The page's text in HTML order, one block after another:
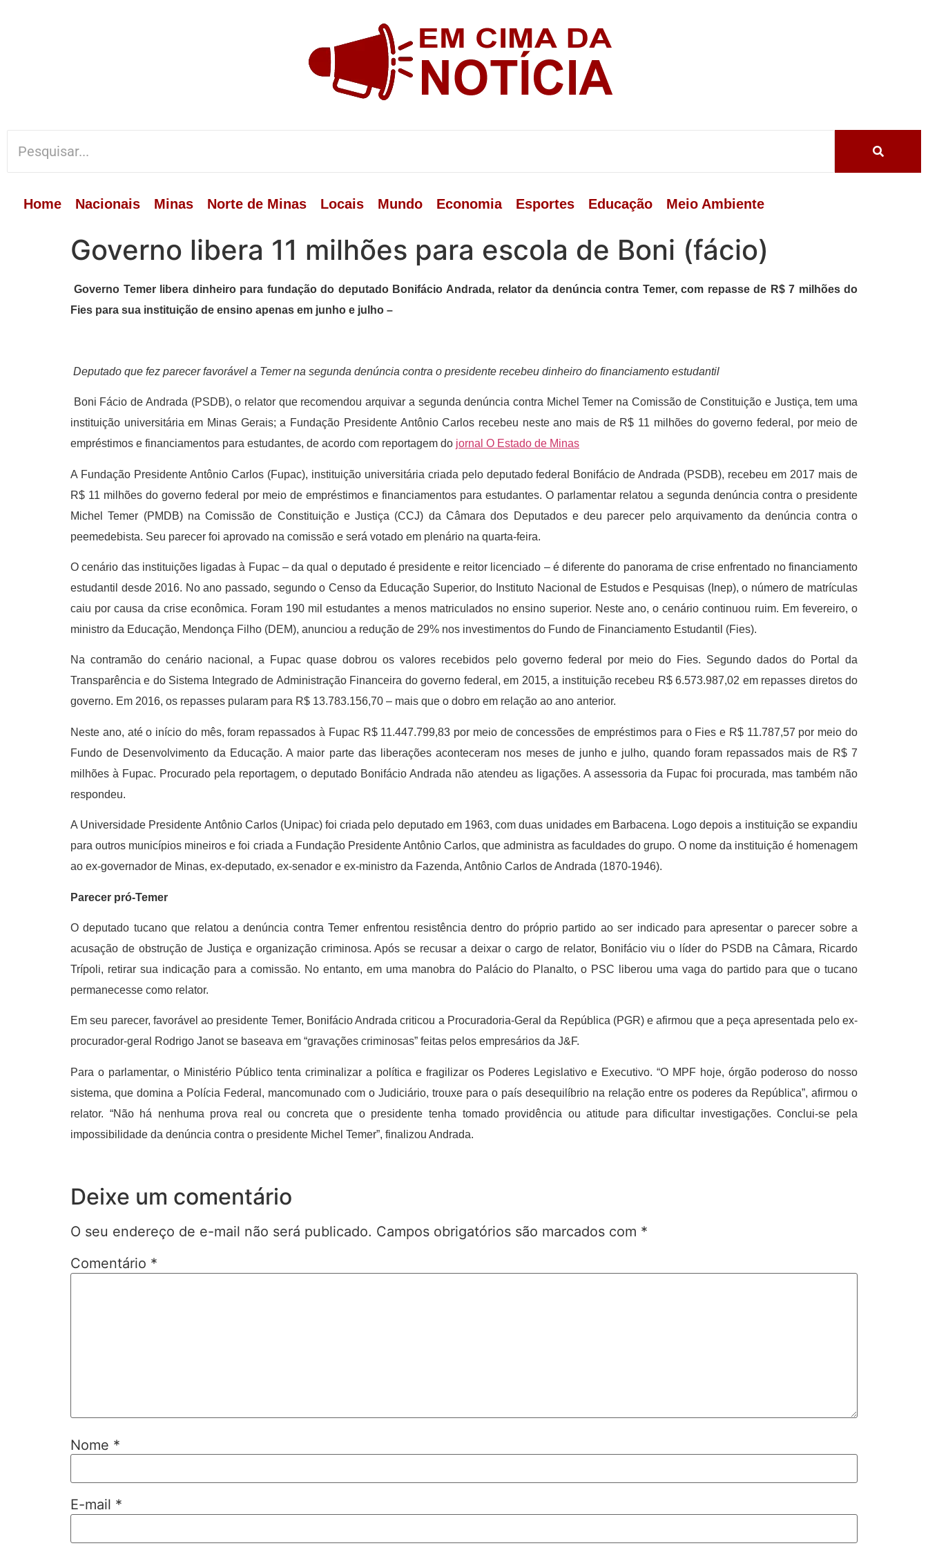
Home Nacionais Minas Norte de Minas Locais Mundo Economia Esportes Educação Meio Ambiente
Governo libera 11 milhões para escola de Boni (fácio)
Governo Temer libera dinheiro para fundação do deputado Bonifácio Andrada, relator da denúncia contra Temer,com repasse de R$ 7 milhões do
Fies para sua instituição de ensino apenas em junho e julho –
Deputado que fez parecer favorável a Temer na segunda denúncia contra o presidente recebeu dinheiro do financiamento estudantil
Boni Fácio de Andrada (PSDB), o relator que recomendou arquivar a segunda denúncia contra Michel Temer na Comissão de Constituição e Justiça, tem uma
instituição universitária em Minas Gerais; a Fundação Presidente Antônio Carlos recebeu neste ano mais de R$ 11 milhões do governo federal, por meio de
empréstimos e financiamentos para estudantes, de acordo com reportagem do jornal O Estado de Minas
A Fundação Presidente Antônio Carlos (Fupac), instituição universitária criada pelo deputado federal Bonifácio de Andrada (PSDB), recebeu em 2017 mais de
R$ 11 milhões do governo federal por meio de empréstimos e financiamentos para estudantes. O parlamentar relatou a segunda denúncia contra o presidente
Michel Temer (PMDB) na Comissão de Constituição e Justiça (CCJ) da Câmara dos Deputados e deu parecer pelo arquivamento da denúncia contra o
peemedebista. Seu parecer foi aprovado na comissão e será votado em plenário na quarta-feira.
O cenário das instituições ligadas à Fupac – da qual o deputado é presidente e reitor licenciado – é diferente do panorama de crise enfrentado no financiamento
estudantil desde 2016. No ano passado, segundo o Censo da Educação Superior, do Instituto Nacional de Estudos e Pesquisas (Inep), o número de matrículas
caiu por causa da crise econômica. Foram 190 mil estudantes a menos matriculados no ensino superior. Neste ano, o cenário continuou ruim. Em fevereiro, o
ministro da Educação, Mendonça Filho (DEM), anunciou a redução de 29% nos investimentos do Fundo de Financiamento Estudantil (Fies).
Na contramão do cenário nacional, a Fupac quase dobrou os valores recebidos pelo governo federal por meio do Fies. Segundo dados do Portal da
Transparência e do Sistema Integrado de Administração Financeira do governo federal, em 2015, a instituição recebeu R$ 6.573.987,02 em repasses diretos do
governo. Em 2016, os repasses pularam para R$ 13.783.156,70 – mais que o dobro em relação ao ano anterior.
Neste ano, até o início do mês, foram repassados à Fupac R$ 11.447.799,83 por meio de concessões de empréstimos para o Fies e R$ 11.787,57 por meio do
Fundo de Desenvolvimento da Educação. A maior parte das liberações aconteceram nos meses de junho e julho, quando foram repassados mais de R$ 7
milhões à Fupac. Procurado pela reportagem, o deputado Bonifácio Andrada não atendeu as ligações. A assessoria da Fupac foi procurada, mas também não
respondeu.
A Universidade Presidente Antônio Carlos (Unipac) foi criada pelo deputado em 1963, com duas unidades em Barbacena. Logo depois a instituição se expandiu
para outros municípios mineiros e foi criada a Fundação Presidente Antônio Carlos, que administra as faculdades do grupo. O nome da instituição é homenagem
ao ex-governador de Minas, ex-deputado, ex-senador e ex-ministro da Fazenda, Antônio Carlos de Andrada (1870-1946).
Parecer pró-Temer
O deputado tucano que relatou a denúncia contra Temer enfrentou resistência dentro do próprio partido ao ser indicado para apresentar o parecer sobre a
acusação de obstrução de Justiça e organização criminosa. Após se recusar a deixar o cargo de relator, Bonifácio viu o líder do PSDB na Câmara, Ricardo
Trípoli, retirar sua indicação para a comissão. No entanto, em uma manobra do Palácio do Planalto, o PSC liberou uma vaga do partido para que o tucano
permanecesse como relator.
Em seu parecer, favorável ao presidente Temer, Bonifácio Andrada criticou a Procuradoria-Geral da República (PGR) e afirmou que a peça apresentada pelo ex-
procurador-geral Rodrigo Janot se baseava em “gravações criminosas” feitas pelos empresários da J&F.
Para o parlamentar, o Ministério Público tenta criminalizar a política e fragilizar os Poderes Legislativo e Executivo. “O MPF hoje, órgão poderoso do nosso
sistema, que domina a Polícia Federal, mancomunado com o Judiciário, trouxe para o país desequilíbrio na relação entre os poderes da República”, afirmou o
relator. “Não há nenhuma prova real ou concreta que o presidente tenha tomado providência ou atitude para dificultar investigações. Conclui-se pela
impossibilidade da denúncia contra o presidente Michel Temer”, finalizou Andrada.
Deixe um comentário
O seu endereço de e-mail não será publicado. Campos obrigatórios são marcados com *
Comentário *
Nome *
E-mail *